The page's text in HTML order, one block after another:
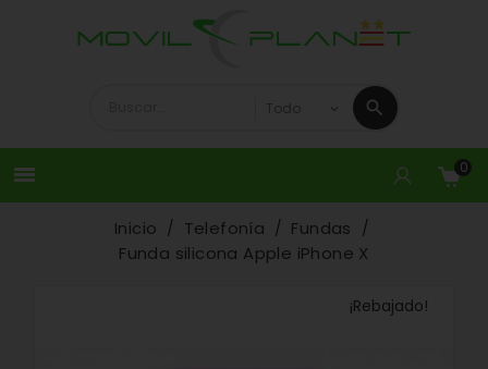
 0
Inicio Telefonía
Fundas
Funda silicona Apple iPhone X
¡Rebajado!